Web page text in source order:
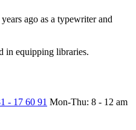
ago as a typewriter and
in equipping libraries.
- 17 60 91 Mon-Thu: 8 - 12 am